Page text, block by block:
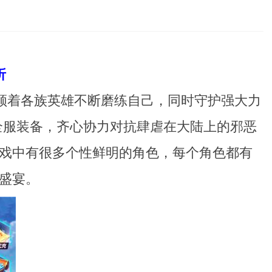
各族英雄不断磨练自己，同时守护强大力
装备，齐心协力对抗肆虐在大陆上的邪恶
中有很多个性鲜明的角色，每个角色都有
宴。